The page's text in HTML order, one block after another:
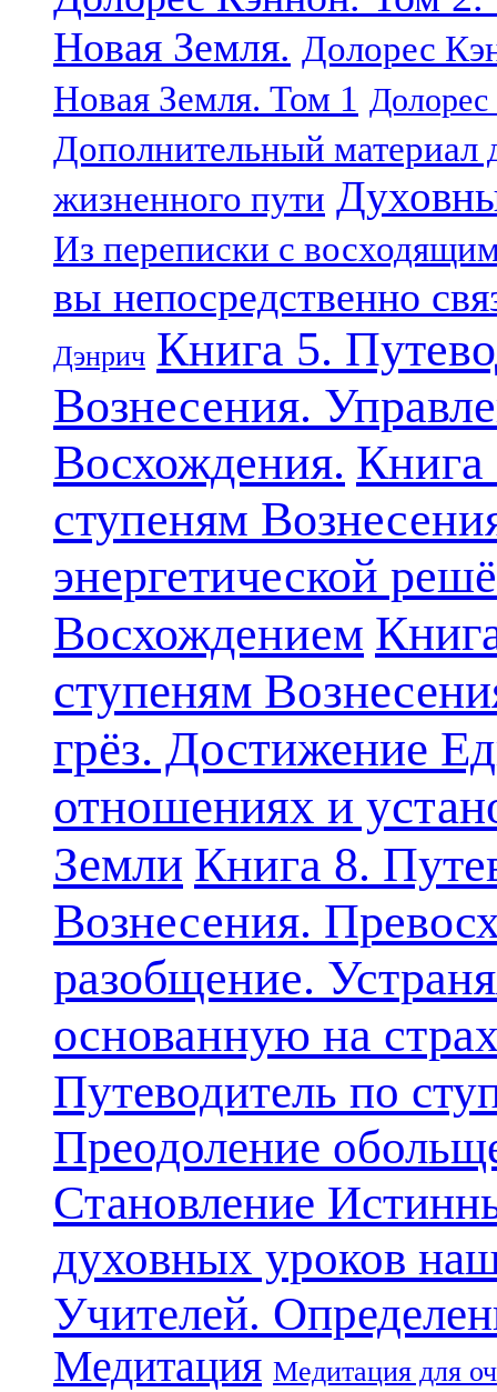
Новая Земля. Долорес
Новая Земля. Том 1
Дополнительный материал
жизненного пути
Из переписки с
вы непосредственно
Дэнрич Книга 5.
Вознесения.
Восхождения. Книга
ступеням
энергетической
Восхождением
ступеням
грёз. Достижение
отношениях и
Земли Книга 8.
Вознесения.
разобщение.
основанную на
Путеводитель по
Преодоление
Становление
духовных уроков
Учителей.
Медитация Медитация для